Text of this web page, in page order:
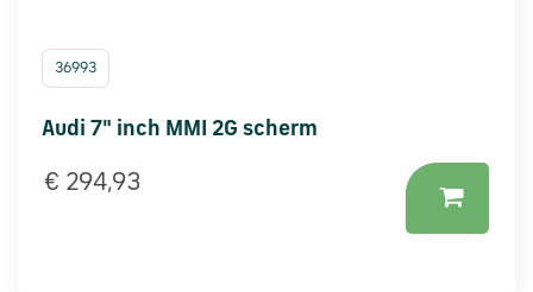
36993
Audi 7" inch MMI 2G scherm
€ 294,93